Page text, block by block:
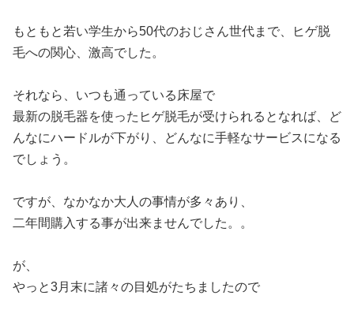
もともと若い学生から50代のおじさん世代まで、ヒゲ脱
毛への関心、激高でした。
それなら、いつも通っている床屋で
最新の脱毛器を使ったヒゲ脱毛が受けられるとなれば、ど
んなにハードルが下がり、どんなに手軽なサービスになる
でしょう。
ですが、なかなか大人の事情が多々あり、
二年間購入する事が出来ませんでした。。
が、
やっと3月末に諸々の目処がたちましたので